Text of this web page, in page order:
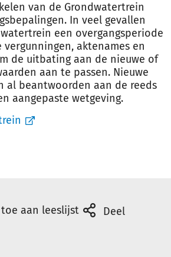
van de Grondwatertrein
In veel gevallen
een overgangsperiode
aktenames en
de uitbating aan de nieuwe of
aan te passen. Nieuwe
al beantwoorden aan de reeds
aangepaste wetgeving.
toe aan leeslijst Deel